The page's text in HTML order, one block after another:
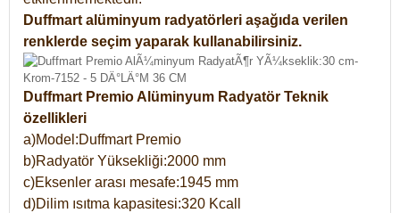
Duffmart alüminyum radyatörleri aşağıda verilen
renklerde seçim yaparak kullanabilirsiniz.
Duffmart Premio Alüminyum Radyatör Teknik
özellikleri
a)Model:Duffmart Premio
b)Radyatör Yüksekliği:2000 mm
c)Eksenler arası mesafe:1945 mm
d)Dilim ısıtma kapasitesi:320 Kcall